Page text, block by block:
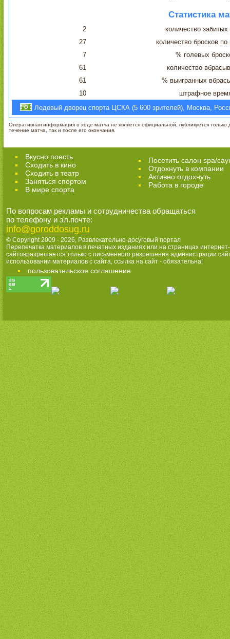
Статистика
2
количество
27
количество бросков по
7
% голевых
61
количество
61
% выигранных
10
штрафное
Ледовый дворец спорта ЦСКА (5 600 зрителей), Москва,
Оперативная информация о ходе матча не является официальной, публикуется только
течение матча, так и после его окончания.
Вкусно поесть
Сходить в кино
Cходить в театр
Заняться спортом
В мире спорта
Посетить салон spa/
Отдохнуть в компании
Активно отдохнуть
Работа в городе
По вопросам рекламы и сотрудничества обращаться
по телефону и эл.почте:
info@goroddosug.ru
© Copyright 2009 - 2026, Развлекательно-досуговый портал
Перепечатка материалов в печатных изданиях или на страницах интернет-
сайтовразрешается только с письменного разрешения администрации
использовании материалов с сайта, ссылка на сайт - обязательна!
пользовательское соглашение